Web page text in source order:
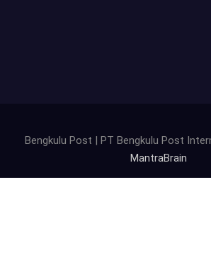
Bengkulu Post | PT Bengkulu Post
MantraBrain